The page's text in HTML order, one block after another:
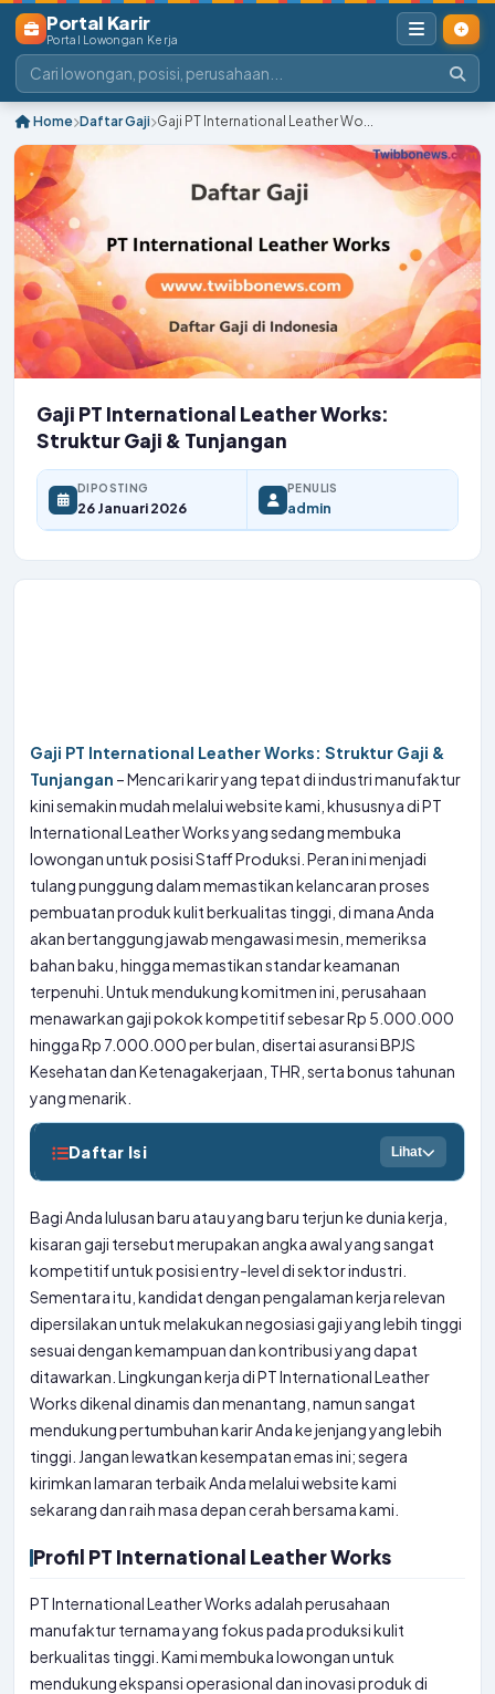
Portal Karir
Portal Lowongan Kerja
Home Daftar Gaji Gaji PT International Leather Wo...
Gaji PT International Leather Works:
Struktur Gaji & Tunjangan
DIPOSTING
26 Januari 2026
PENULIS
admin
Gaji PT International Leather Works: Struktur Gaji &
Tunjangan – Mencari karir yang tepat di industri manufaktur
kini semakin mudah melalui website kami, khususnya di PT
International Leather Works yang sedang membuka
lowongan untuk posisi Staff Produksi. Peran ini menjadi
tulang punggung dalam memastikan kelancaran proses
pembuatan produk kulit berkualitas tinggi, di mana Anda
akan bertanggung jawab mengawasi mesin, memeriksa
bahan baku, hingga memastikan standar keamanan
terpenuhi. Untuk mendukung komitmen ini, perusahaan
menawarkan gaji pokok kompetitif sebesar Rp 5.000.000
hingga Rp 7.000.000 per bulan, disertai asuransi BPJS
Kesehatan dan Ketenagakerjaan, THR, serta bonus tahunan
yang menarik.
Daftar Isi Lihat
Bagi Anda lulusan baru atau yang baru terjun ke dunia kerja,
kisaran gaji tersebut merupakan angka awal yang sangat
kompetitif untuk posisi entry-level di sektor industri.
Sementara itu, kandidat dengan pengalaman kerja relevan
dipersilakan untuk melakukan negosiasi gaji yang lebih tinggi
sesuai dengan kemampuan dan kontribusi yang dapat
ditawarkan. Lingkungan kerja di PT International Leather
Works dikenal dinamis dan menantang, namun sangat
mendukung pertumbuhan karir Anda ke jenjang yang lebih
tinggi. Jangan lewatkan kesempatan emas ini; segera
kirimkan lamaran terbaik Anda melalui website kami
sekarang dan raih masa depan cerah bersama kami.
Profil PT International Leather Works
PT International Leather Works adalah perusahaan
manufaktur ternama yang fokus pada produksi kulit
berkualitas tinggi. Kami membuka lowongan untuk
mendukung ekspansi operasional dan inovasi produk di